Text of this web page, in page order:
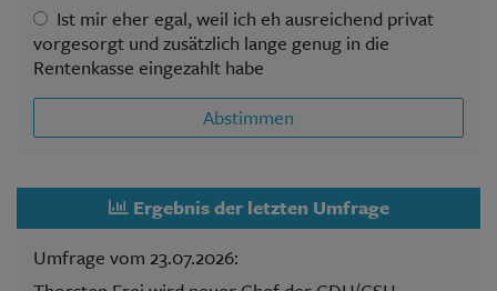
Ist mir eher egal, weil ich eh ausreichend privat
vorgesorgt und zusätzlich lange genug in die
Rentenkasse eingezahlt habe
Abstimmen
Ergebnis der letzten Umfrage
Umfrage vom 23.07.2026: